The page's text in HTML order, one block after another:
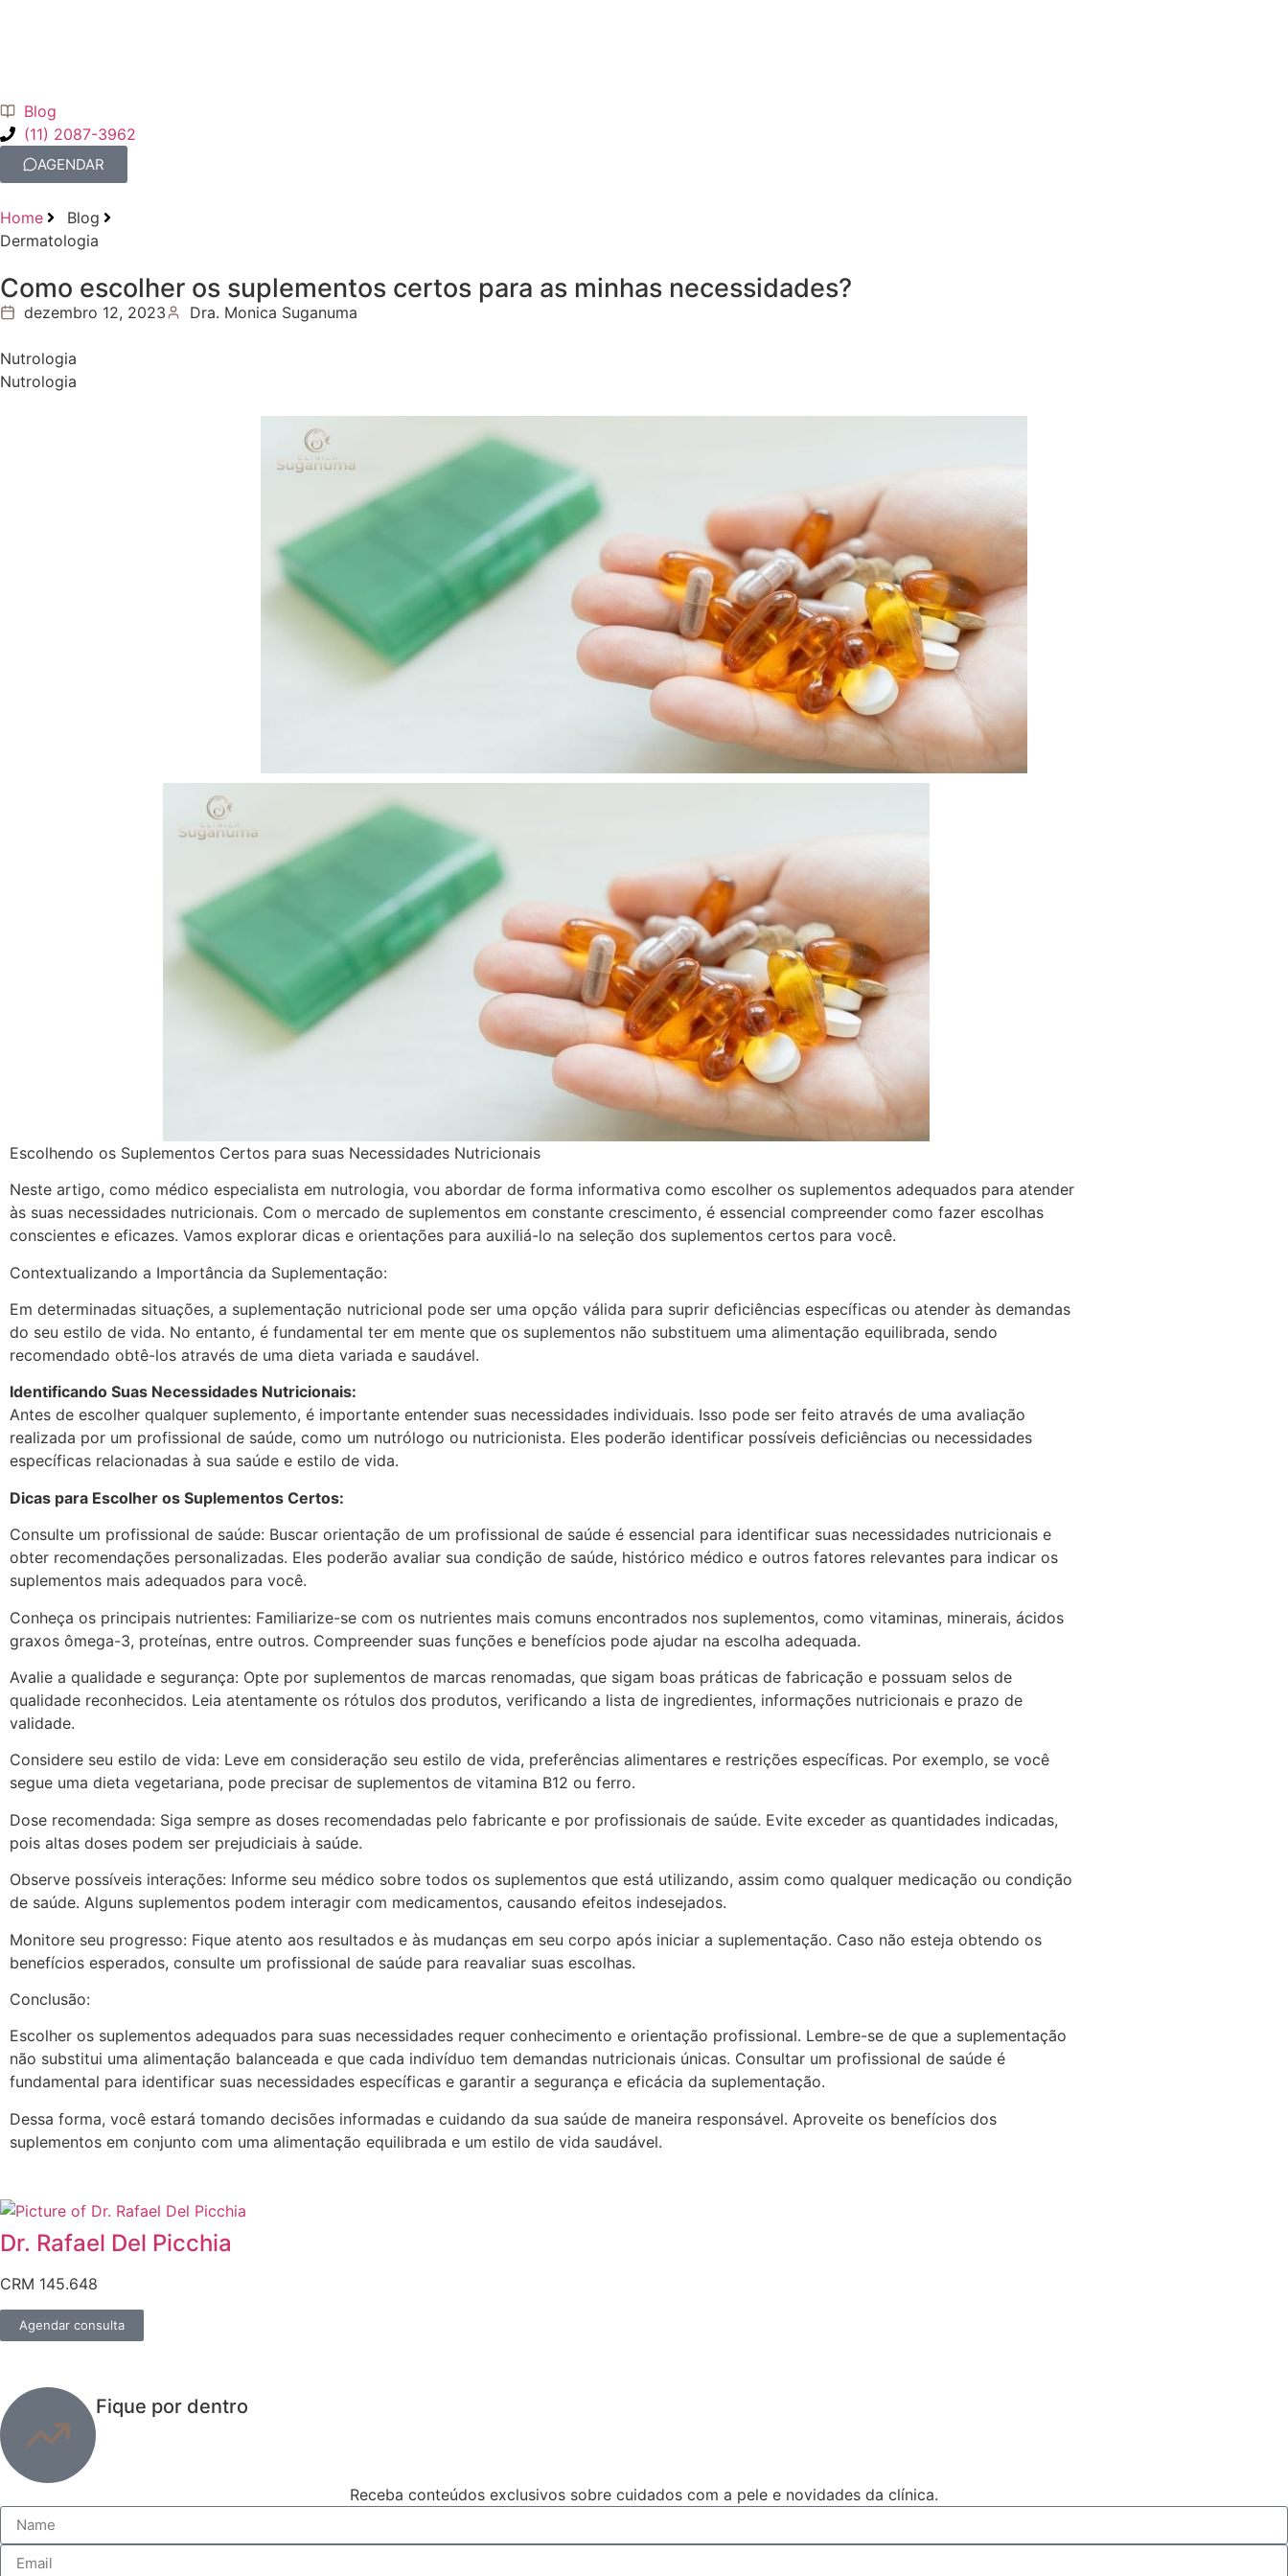
Blog
(11) 2087-3962
AGENDAR
Home
Blog
Dermatologia
Como escolher os suplementos certos para as minhas necessidades?
dezembro 12, 2023 Dra. Monica Suganuma
Nutrologia
Nutrologia
Escolhendo os Suplementos Certos para suas Necessidades Nutricionais
Neste artigo, como médico especialista em nutrologia, vou abordar de forma informativa como escolher os suplementos adequados para atender
às suas necessidades nutricionais. Com o mercado de suplementos em constante crescimento, é essencial compreender como fazer escolhas
conscientes e eficazes. Vamos explorar dicas e orientações para auxiliá-lo na seleção dos suplementos certos para você.
Contextualizando a Importância da Suplementação:
Em determinadas situações, a suplementação nutricional pode ser uma opção válida para suprir deficiências específicas ou atender às demandas
do seu estilo de vida. No entanto, é fundamental ter em mente que os suplementos não substituem uma alimentação equilibrada, sendo
recomendado obtê-los através de uma dieta variada e saudável.
Identificando Suas Necessidades Nutricionais:
Antes de escolher qualquer suplemento, é importante entender suas necessidades individuais. Isso pode ser feito através de uma avaliação
realizada por um profissional de saúde, como um nutrólogo ou nutricionista. Eles poderão identificar possíveis deficiências ou necessidades
específicas relacionadas à sua saúde e estilo de vida.
Dicas para Escolher os Suplementos Certos:
Consulte um profissional de saúde: Buscar orientação de um profissional de saúde é essencial para identificar suas necessidades nutricionais e
obter recomendações personalizadas. Eles poderão avaliar sua condição de saúde, histórico médico e outros fatores relevantes para indicar os
suplementos mais adequados para você.
Conheça os principais nutrientes: Familiarize-se com os nutrientes mais comuns encontrados nos suplementos, como vitaminas, minerais, ácidos
graxos ômega-3, proteínas, entre outros. Compreender suas funções e benefícios pode ajudar na escolha adequada.
Avalie a qualidade e segurança: Opte por suplementos de marcas renomadas, que sigam boas práticas de fabricação e possuam selos de
qualidade reconhecidos. Leia atentamente os rótulos dos produtos, verificando a lista de ingredientes, informações nutricionais e prazo de
validade.
Considere seu estilo de vida: Leve em consideração seu estilo de vida, preferências alimentares e restrições específicas. Por exemplo, se você
segue uma dieta vegetariana, pode precisar de suplementos de vitamina B12 ou ferro.
Dose recomendada: Siga sempre as doses recomendadas pelo fabricante e por profissionais de saúde. Evite exceder as quantidades indicadas,
pois altas doses podem ser prejudiciais à saúde.
Observe possíveis interações: Informe seu médico sobre todos os suplementos que está utilizando, assim como qualquer medicação ou condição
de saúde. Alguns suplementos podem interagir com medicamentos, causando efeitos indesejados.
Monitore seu progresso: Fique atento aos resultados e às mudanças em seu corpo após iniciar a suplementação. Caso não esteja obtendo os
benefícios esperados, consulte um profissional de saúde para reavaliar suas escolhas.
Conclusão:
Escolher os suplementos adequados para suas necessidades requer conhecimento e orientação profissional. Lembre-se de que a suplementação
não substitui uma alimentação balanceada e que cada indivíduo tem demandas nutricionais únicas. Consultar um profissional de saúde é
fundamental para identificar suas necessidades específicas e garantir a segurança e eficácia da suplementação.
Dessa forma, você estará tomando decisões informadas e cuidando da sua saúde de maneira responsável. Aproveite os benefícios dos
suplementos em conjunto com uma alimentação equilibrada e um estilo de vida saudável.
Dr. Rafael Del Picchia
CRM 145.648
Agendar consulta
Fique por dentro
Receba conteúdos exclusivos sobre cuidados com a pele e novidades da clínica.